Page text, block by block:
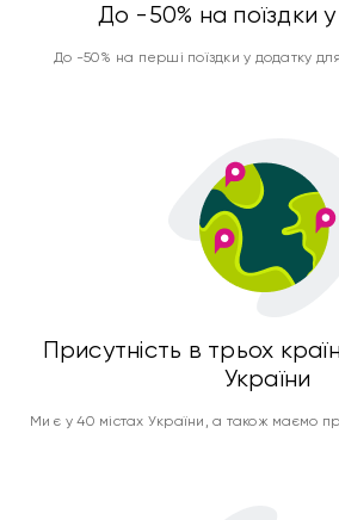
До -50% на поїздки
До -50% на перші поїздки у додатку
Присутність в трьох
України
Ми є у 40 містах України, а також маємо